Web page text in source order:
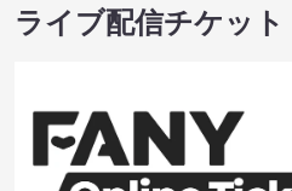
ライブ配信チケット